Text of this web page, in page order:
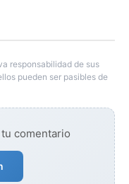
responsabilidad de sus
pueden ser pasibles de
comentario